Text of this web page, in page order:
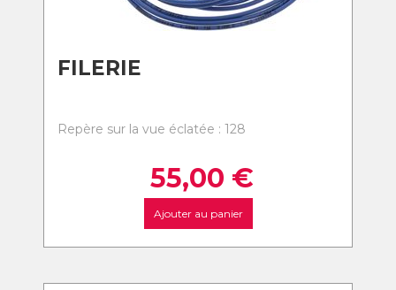
FILERIE
Repère sur la vue éclatée : 128
55,00 €
Ajouter au panier